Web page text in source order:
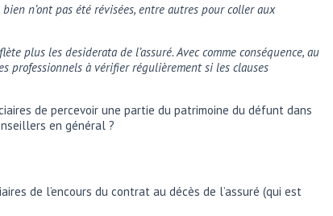
n’ont pas été révisées, entre autres pour coller aux
plus les desiderata de l’assuré. Avec comme conséquence, au
professionnels à vérifier régulièrement si les clauses
de percevoir une partie du patrimoine du défunt dans
en général ?
de l’encours du contrat au décès de l’assuré (qui est